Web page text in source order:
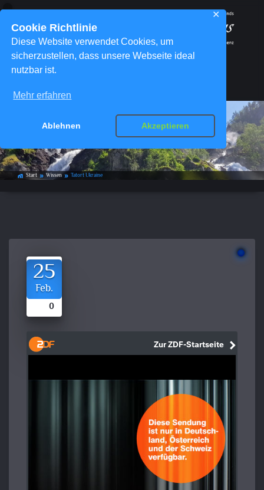
Cookie Richtlinie
Diese Website verwendet Cookies, um
sicherzustellen, dass unsere Webseite ideal
nutzbar ist.
Mehr erfahren
Ablehnen Akzeptieren
✕
Tatort Ukraine
home_work Start double_arrow Wissen double_arrow Tatort Ukraine
25
Feb.
0